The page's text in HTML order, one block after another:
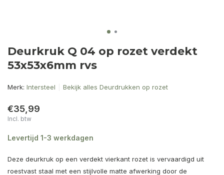
Deurkruk Q 04 op rozet verdekt
53x53x6mm rvs
Merk: Intersteel Bekijk alles Deurdrukken op rozet
€35,99
Incl. btw
Levertijd 1-3 werkdagen
Deze deurkruk op een verdekt vierkant rozet is vervaardigd uit
roestvast staal met een stijlvolle matte afwerking door de